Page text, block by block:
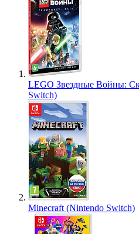
LEGO Звездные Войны:
Switch)
Minecraft (Nintendo Switch)